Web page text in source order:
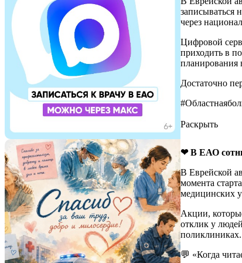
из
лечащий
Выбор
Подача
Личные
Паспорт
Полис
СНИЛС
записываться
через
Цифровой
приходить в
планирования
Достаточно
Раскрыть
❤ В ЕАО сотни
В Еврейской
момента
медицинских
Акции,
отклик у
поликлиниках.
💬 «Когда